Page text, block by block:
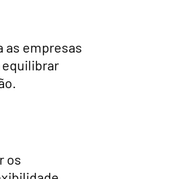
as empresas
equilibrar
os